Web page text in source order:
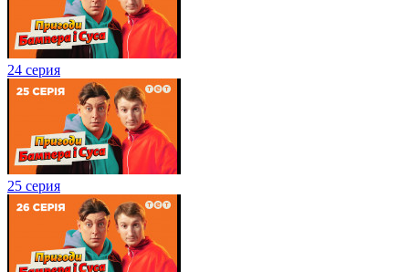
24 серия
25 серия